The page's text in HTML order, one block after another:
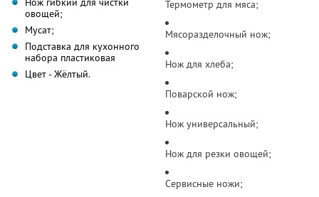
овощей;
Мусат;
Подставка для кухонного
набора пластиковая
Цвет - Жёлтый.
Термометр для мяса;
Мясоразделочный нож;
Нож для хлеба;
Поварской нож;
Нож универсальный;
Нож для резки овощей;
Сервисные ножи;